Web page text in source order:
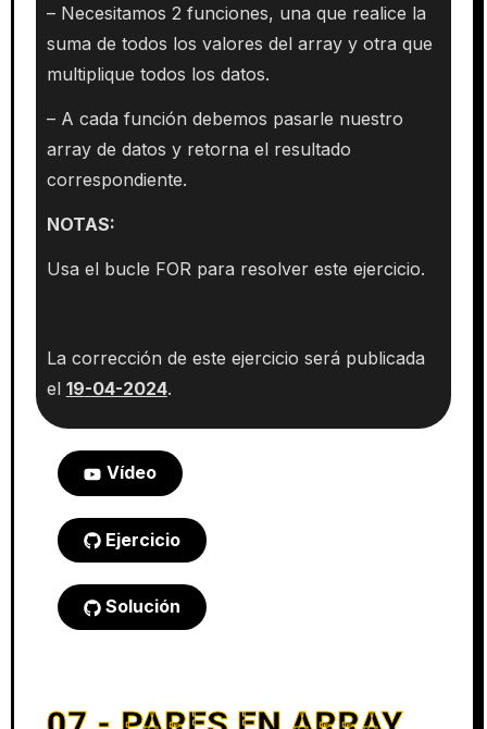
– Necesitamos 2 funciones, una que realice la
suma de todos los valores del array y otra que
multiplique todos los datos.
– A cada función debemos pasarle nuestro
array de datos y retorna el resultado
correspondiente.
NOTAS:
Usa el bucle FOR para resolver este ejercicio.
La corrección de este ejercicio será publicada
el 19-04-2024.
Vídeo
Ejercicio
Solución